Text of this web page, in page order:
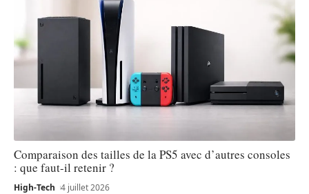
Comparaison des tailles de la PS5 avec d’autres consoles
: que faut-il retenir ?
High-Tech 4 juillet 2026